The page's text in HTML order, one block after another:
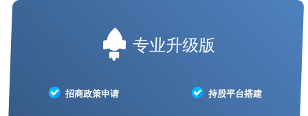
专业升级版
招商政策申请 持股平台搭建